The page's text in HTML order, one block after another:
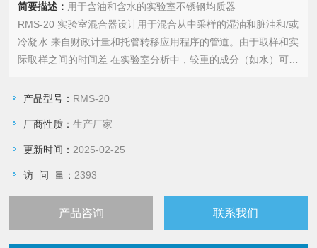
简要描述： 用于含油和含水的实验室不锈钢均质器
RMS-20 实验室混合器设计用于混合从中采样的湿油和脏油和/或
冷凝水 来自财政计量和托管转移应用程序的管道。由于取样和实
际取样之间的时间差 在实验室分析中，较重的成分（如水）可能
均质化，然后再取子样品 分析。
产品型号： RMS-20
厂商性质：生产厂家
更新时间： 2025-02-25
访 问 量： 2393
产品咨询 联系我们